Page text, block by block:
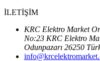
İLETİŞİM
KRC Elektro Market
No:23 KRC Elektro
Odunpazarı 26250